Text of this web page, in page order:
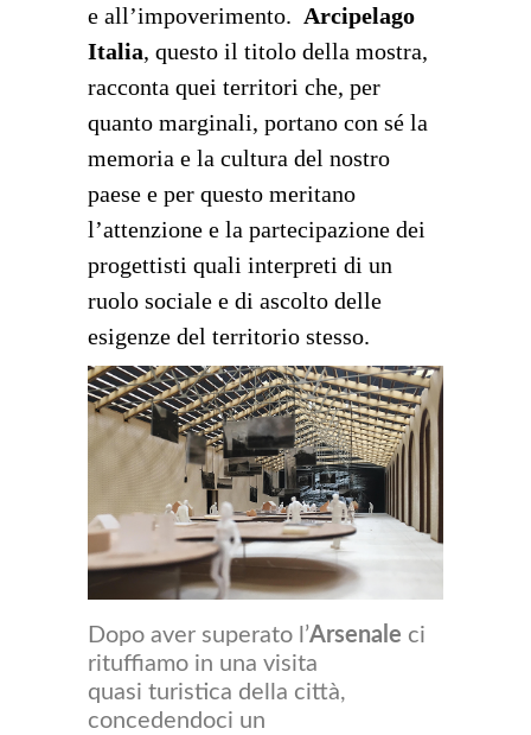
e all’impoverimento. Arcipelago
Italia, questo il titolo della mostra,
racconta quei territori che, per
quanto marginali, portano con sé la
memoria e la cultura del nostro
paese e per questo meritano
l’attenzione e la partecipazione dei
progettisti quali interpreti di un
ruolo sociale e di ascolto delle
esigenze del territorio stesso.
Dopo aver superato l’Arsenale ci
rituffiamo in una visita
quasi turistica della città,
concedendoci un